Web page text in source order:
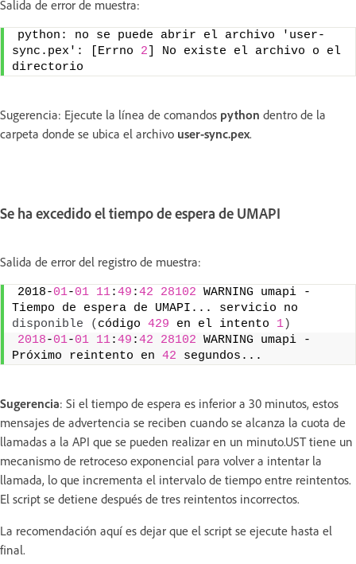
Salida de error de muestra:
python: no se puede abrir el archivo 'user-
sync.pex': [Errno 2 ] No existe el archivo o el
directorio
Sugerencia: Ejecute la línea de comandos python dentro de la
carpeta donde se ubica el archivo user-sync.pex.
Se ha excedido el tiempo de espera de UMAPI
Salida de error del registro de muestra:
2018-01-01 11:49 :42 28102 WARNING umapi -
disponible
( código 429 en el intento 1)
2018-01-01 11:49 :42 28102 WARNING umapi -
Próximo reintento en 42 segundos...
Sugerencia: Si el tiempo de espera es inferior a 30 minutos, estos
mensajes de advertencia se reciben cuando se alcanza la cuota de
llamadas a la API que se pueden realizar en un minuto.UST tiene un
mecanismo de retroceso exponencial para volver a intentar la
llamada, lo que incrementa el intervalo de tiempo entre reintentos.
El script se detiene después de tres reintentos incorrectos.
La recomendación aquí es dejar que el script se ejecute hasta el
final.